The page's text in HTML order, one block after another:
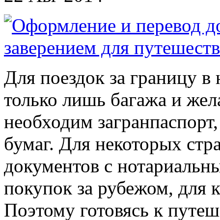
Для поездок за границу
только лишь багажа и
необходим
бумаг. Для некоторых
документов с
покупок за рубежом, для
Поэтому готовясь к